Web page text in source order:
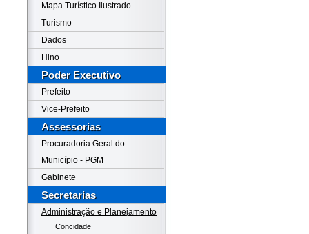
Mapa Turístico Ilustrado
Turismo
Dados
Hino
Poder Executivo
Prefeito
Vice-Prefeito
Assessorias
Procuradoria Geral do
Município - PGM
Gabinete
Secretarias
Administração e Planejamento
Concidade